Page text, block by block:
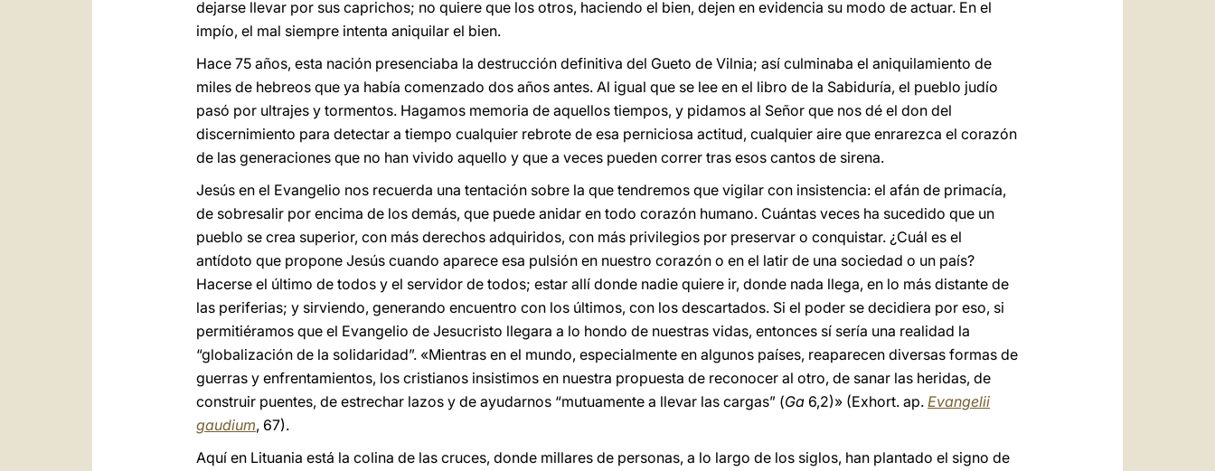
dejarse llevar por sus caprichos; no quiere que los otros, haciendo el bien, dejen en evidencia su modo de actuar. En el
impío, el mal siempre intenta aniquilar el bien.
Hace 75 años, esta nación presenciaba la destrucción definitiva del Gueto de Vilnia; así culminaba el aniquilamiento de
miles de hebreos que ya había comenzado dos años antes. Al igual que se lee en el libro de la Sabiduría, el pueblo judío
pasó por ultrajes y tormentos. Hagamos memoria de aquellos tiempos, y pidamos al Señor que nos dé el don del
discernimiento para detectar a tiempo cualquier rebrote de esa perniciosa actitud, cualquier aire que enrarezca el corazón
de las generaciones que no han vivido aquello y que a veces pueden correr tras esos cantos de sirena.
Jesús en el Evangelio nos recuerda una tentación sobre la que tendremos que vigilar con insistencia: el afán de primacía,
de sobresalir por encima de los demás, que puede anidar en todo corazón humano. Cuántas veces ha sucedido que un
pueblo se crea superior, con más derechos adquiridos, con más privilegios por preservar o conquistar. ¿Cuál es el
antídoto que propone Jesús cuando aparece esa pulsión en nuestro corazón o en el latir de una sociedad o un país?
Hacerse el último de todos y el servidor de todos; estar allí donde nadie quiere ir, donde nada llega, en lo más distante de
las periferias; y sirviendo, generando encuentro con los últimos, con los descartados. Si el poder se decidiera por eso, si
permitiéramos que el Evangelio de Jesucristo llegara a lo hondo de nuestras vidas, entonces sí sería una realidad la
“globalización de la solidaridad”. «Mientras en el mundo, especialmente en algunos países, reaparecen diversas formas de
guerras y enfrentamientos, los cristianos insistimos en nuestra propuesta de reconocer al otro, de sanar las heridas, de
construir puentes, de estrechar lazos y de ayudarnos “mutuamente a llevar las cargas” (Ga 6,2)» (Exhort. ap. Evangelii
gaudium, 67).
Aquí en Lituania está la colina de las cruces, donde millares de personas, a lo largo de los siglos, han plantado el signo de